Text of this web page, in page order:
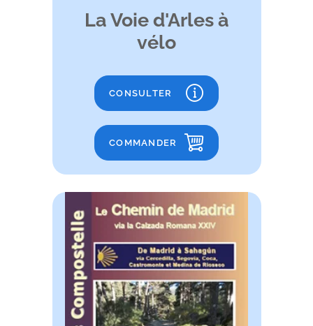
La Voie d'Arles à
vélo
CONSULTER
COMMANDER